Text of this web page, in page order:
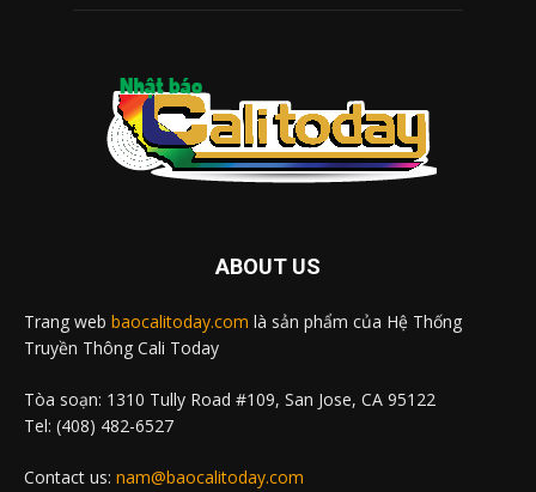
ABOUT US
Trang web baocalitoday.com là sản phẩm của Hệ Thống
Truyền Thông Cali Today
Tòa soạn: 1310 Tully Road #109, San Jose, CA 95122
Tel: (408) 482-6527
Contact us: nam@baocalitoday.com